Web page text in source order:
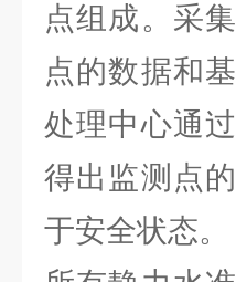
点组成。采
点的数据和
处理中心通
得出监测点
于安全状态。